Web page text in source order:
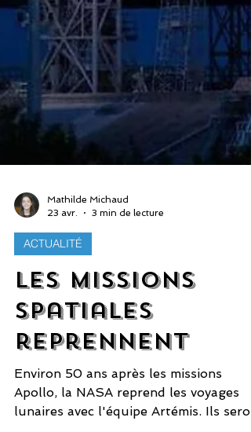
Mathilde Michaud
23 avr.
ACTUALITÉ
Les missions
spatiales
reprennent
Environ 50 ans après les missions